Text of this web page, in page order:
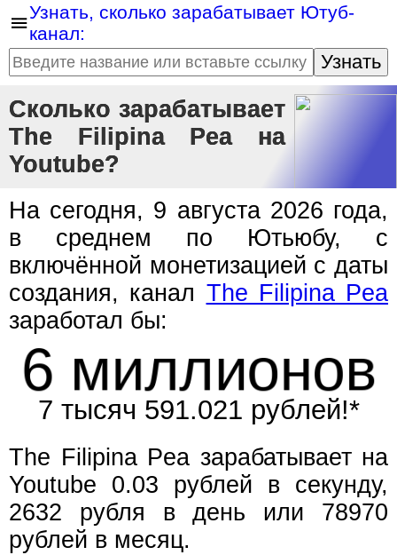
Узнать, сколько зарабатывает Ютуб-
канал:
Узнать
Сколько зарабатывает
The Filipina Pea на
Youtube?
На сегодня, 9 августа 2026 года,
в среднем по Ютьюбу, с
включённой монетизацией с даты
создания, канал The Filipina Pea
заработал бы:
6 миллионов
7 тысяч 591.027 рублей!*
The Filipina Pea зарабатывает на
Youtube 0.03 рублей в секунду,
2632 рубля в день или 78970
рублей в месяц.